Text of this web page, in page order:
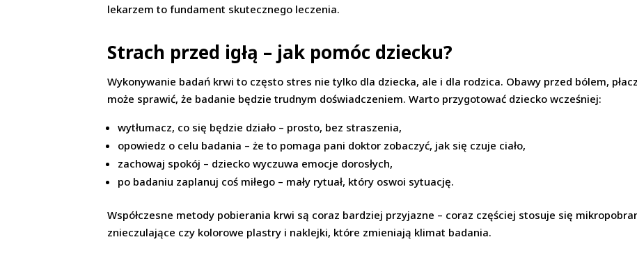
lekarzem to fundament skutecznego leczenia.
Strach przed igłą – jak pomóc dziecku?
Wykonywanie badań krwi to często stres nie tylko dla dziecka, ale i dla rodzica. Obawy przed bólem,
może sprawić, że badanie będzie trudnym doświadczeniem. Warto przygotować dziecko wcześniej:
wytłumacz, co się będzie działo – prosto, bez straszenia,
opowiedz o celu badania – że to pomaga pani doktor zobaczyć, jak się czuje ciało,
zachowaj spokój – dziecko wyczuwa emocje dorosłych,
po badaniu zaplanuj coś miłego – mały rytuał, który oswoi sytuację.
Współczesne metody pobierania krwi są coraz bardziej przyjazne – coraz częściej stosuje się
znieczulające czy kolorowe plastry i naklejki, które zmieniają klimat badania.